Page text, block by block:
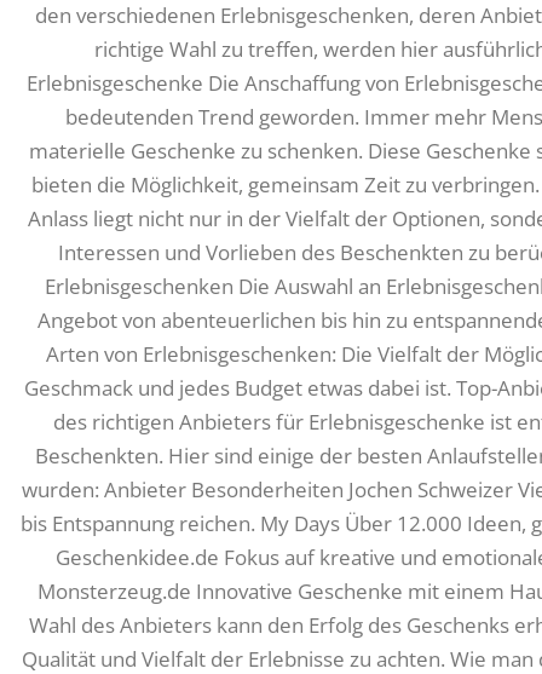
den verschiedenen Erlebnisgeschenken, deren
richtige Wahl zu treffen, werden hier
Erlebnisgeschenke Die Anschaffung von
bedeutenden Trend geworden. Immer mehr
materielle Geschenke zu schenken. Diese
bieten die Möglichkeit, gemeinsam Zeit zu
Anlass liegt nicht nur in der Vielfalt der Optionen,
Interessen und Vorlieben des Beschenkten zu
Erlebnisgeschenken Die Auswahl an
Angebot von abenteuerlichen bis hin zu
Arten von Erlebnisgeschenken: Die Vielfalt der
Geschmack und jedes Budget etwas dabei ist. Top-
des richtigen Anbieters für Erlebnisgeschenke ist
Beschenkten. Hier sind einige der besten
wurden: Anbieter Besonderheiten Jochen Schweizer
bis Entspannung reichen. My Days Über 12.000
Geschenkidee.de Fokus auf kreative und
Monsterzeug.de Innovative Geschenke mit einem
Wahl des Anbieters kann den Erfolg des Geschenks
Qualität und Vielfalt der Erlebnisse zu achten. Wie